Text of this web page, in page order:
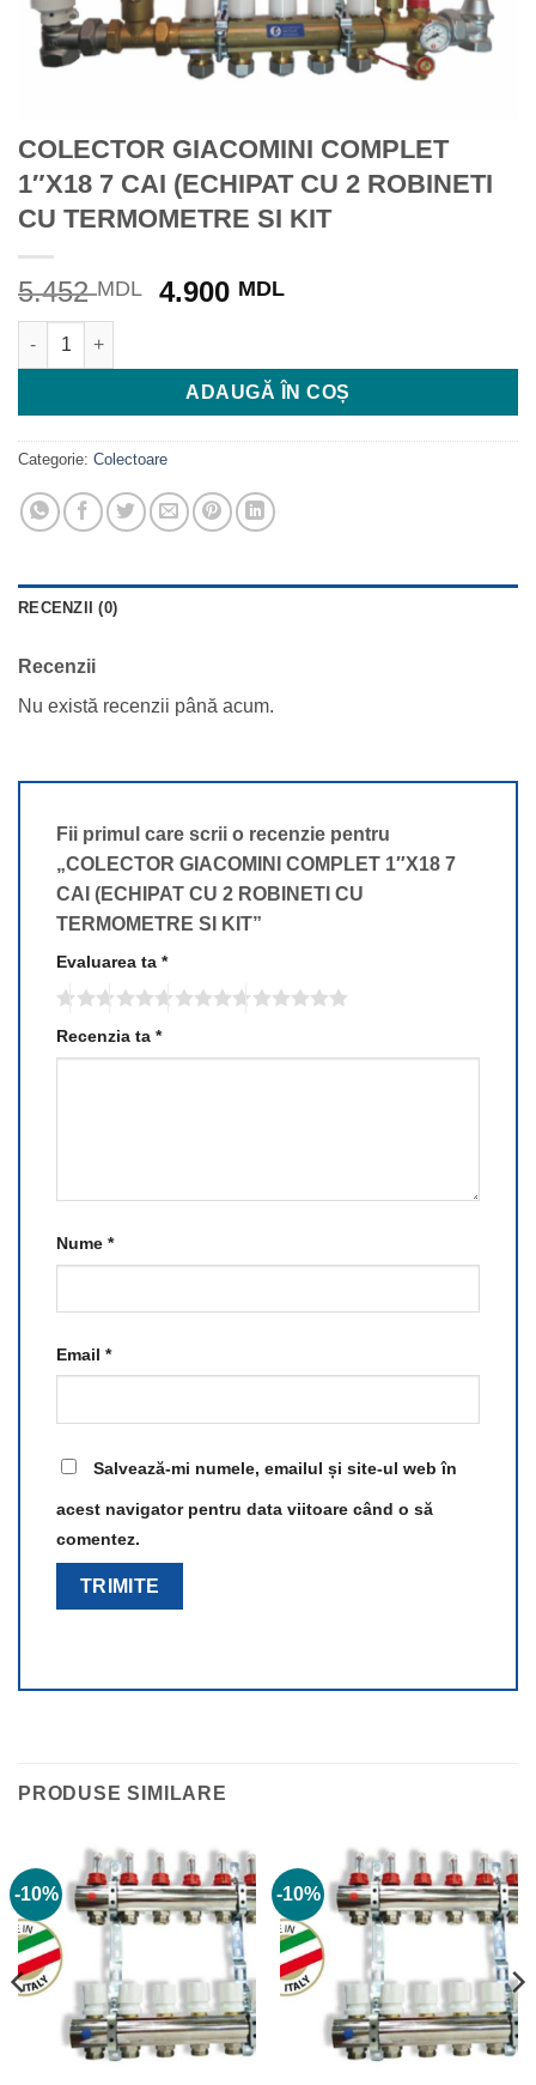
COLECTOR GIACOMINI COMPLET
1″X18 7 CAI (ECHIPAT CU 2 ROBINETI
CU TERMOMETRE SI KIT
5.452MDL
Prețul
fost:
5.452 MDL.
4.900 MDLPrețul
4.900 MDL.
Cantitate COLECTOR GIACOMINI COMPLET 1"X18 7 CAI
ADAUGĂ ÎN COȘ
Categorie: Colectoare
RECENZII (0)
Recenzii
Nu există recenzii până acum.
Fii primul care scrii o recenzie pentru
„COLECTOR GIACOMINI COMPLET 1″X18 7
CAI (ECHIPAT CU 2 ROBINETI CU
TERMOMETRE SI KIT”
Evaluarea ta *
Recenzia ta *
Nume *
Email *
Salvează-mi numele, emailul și site-ul web în
acest navigator pentru data viitoare când o să
comentez.
PRODUSE SIMILARE
-10% -10%